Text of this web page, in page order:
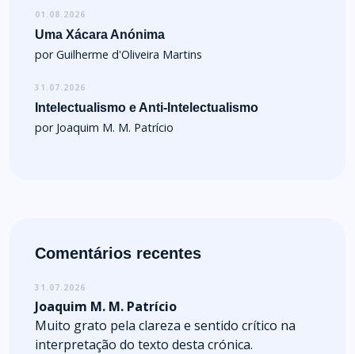
01.08.2026
Uma Xácara Anónima
por Guilherme d'Oliveira Martins
31.07.2026
Intelectualismo e Anti-Intelectualismo
por Joaquim M. M. Patrício
Comentários recentes
31.07.2026
Joaquim M. M. Patrício
Muito grato pela clareza e sentido crítico na
interpretação do texto desta crónica.